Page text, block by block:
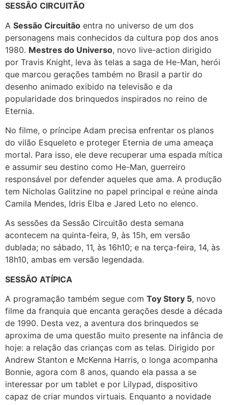
SESSÃO CIRCUITÃO
A Sessão Circuitão entra no universo de um dos
personagens mais conhecidos da cultura pop dos anos
1980. Mestres do Universo, novo live-action dirigido
por Travis Knight, leva às telas a saga de He-Man, herói
que marcou gerações também no Brasil a partir do
desenho animado exibido na televisão e da
popularidade dos brinquedos inspirados no reino de
Eternia.
No filme, o príncipe Adam precisa enfrentar os planos
do vilão Esqueleto e proteger Eternia de uma ameaça
mortal. Para isso, ele deve recuperar uma espada mítica
e assumir seu destino como He-Man, guerreiro
responsável por defender aqueles que ama. A produção
tem Nicholas Galitzine no papel principal e reúne ainda
Camila Mendes, Idris Elba e Jared Leto no elenco.
As sessões da Sessão Circuitão desta semana
acontecem na quinta-feira, 9, às 15h, em versão
dublada; no sábado, 11, às 16h10; e na terça-feira, 14, às
18h10, ambas em versão legendada.
SESSÃO ATÍPICA
A programação também segue com Toy Story 5, novo
filme da franquia que encanta gerações desde a década
de 1990. Desta vez, a aventura dos brinquedos se
aproxima de uma questão muito presente na infância de
hoje: a relação das crianças com as telas. Dirigido por
Andrew Stanton e McKenna Harris, o longa acompanha
Bonnie, agora com 8 anos, quando ela passa a se
interessar por um tablet e por Lilypad, dispositivo
capaz de criar mundos virtuais. Enquanto a novidade